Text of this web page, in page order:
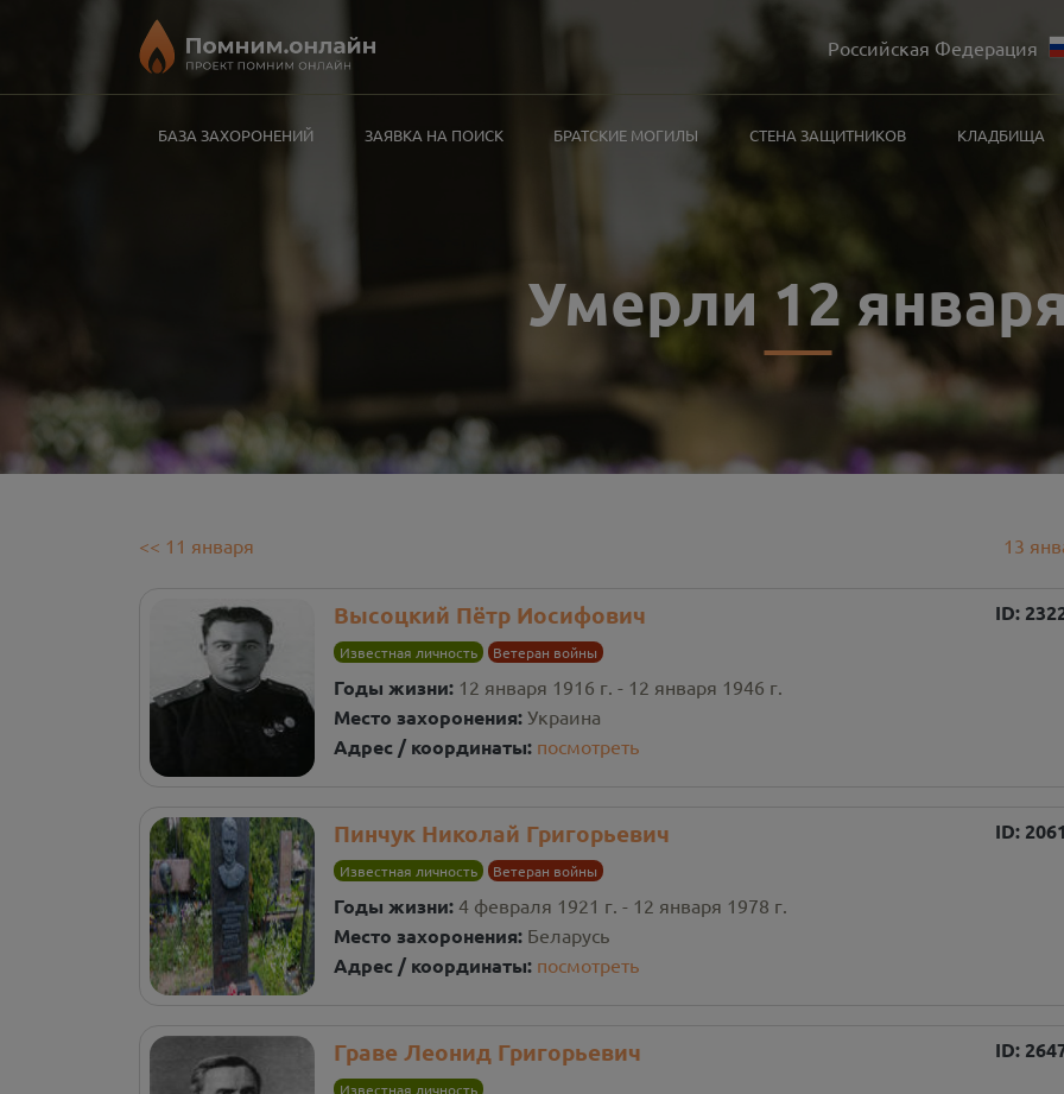
Российская Федерация
БАЗА ЗАХОРОНЕНИЙ ЗАЯВКА НА ПОИСК БРАТСКИЕ МОГИЛЫ СТЕНА ЗАЩИТНИКОВ КЛАДБИЩА
Умерли 12
<< 11 января 13
Высоцкий Пётр Иосифович ID:
Известная личность Ветеран войны
Годы жизни: 12 января 1916 г. - 12 января 1946 г.
Место захоронения: Украина
Адрес / координаты: посмотреть
Пинчук Николай Григорьевич ID:
Известная личность Ветеран войны
Годы жизни: 4 февраля 1921 г. - 12 января 1978 г.
Место захоронения: Беларусь
Адрес / координаты: посмотреть
Граве Леонид Григорьевич ID:
Известная личность